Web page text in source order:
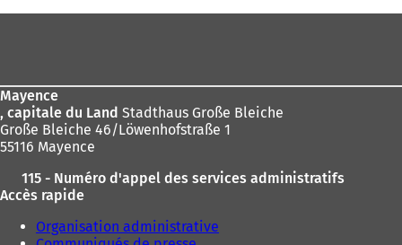
Mayence
, capitale du Land Stadthaus Große Bleiche
Große Bleiche 46/Löwenhofstraße 1
55116 Mayence
115 - Numéro d'appel des services administratifs
Accès rapide
Organisation administrative